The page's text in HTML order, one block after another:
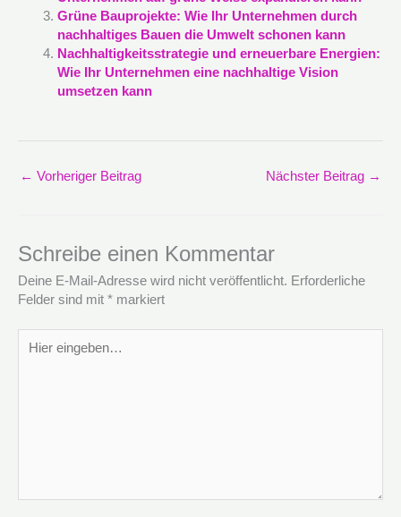
Grüne Bauprojekte: Wie Ihr Unternehmen durch
nachhaltiges Bauen die Umwelt schonen kann
Nachhaltigkeitsstrategie und erneuerbare Energien:
Wie Ihr Unternehmen eine nachhaltige Vision
umsetzen kann
← Vorheriger Beitrag Nächster Beitrag →
Schreibe einen Kommentar
Deine E-Mail-Adresse wird nicht veröffentlicht. Erforderliche
Felder sind mit * markiert
eingeben…